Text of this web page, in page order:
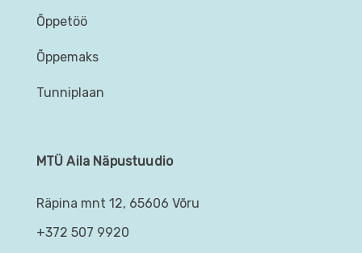
Õppetöö
Õppemaks
Tunniplaan
MTÜ Aila Näpustuudio
Räpina mnt 12, 65606 Võru
+372 507 9920